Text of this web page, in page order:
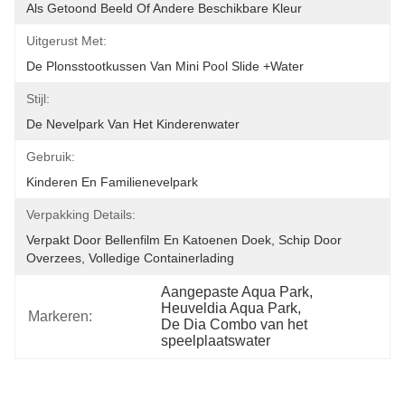
Als Getoond Beeld Of Andere Beschikbare Kleur
Uitgerust Met:
De Plonsstootkussen Van Mini Pool Slide +Water
Stijl:
De Nevelpark Van Het Kinderenwater
Gebruik:
Kinderen En Familienevelpark
Verpakking Details:
Verpakt Door Bellenfilm En Katoenen Doek, Schip Door
Overzees, Volledige Containerlading
Markeren:
Aangepaste Aqua Park,
Heuveldia Aqua Park,
De Dia Combo van het
speelplaatswater